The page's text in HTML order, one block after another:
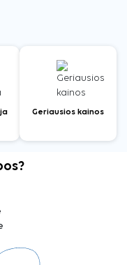
Geriausios kainos